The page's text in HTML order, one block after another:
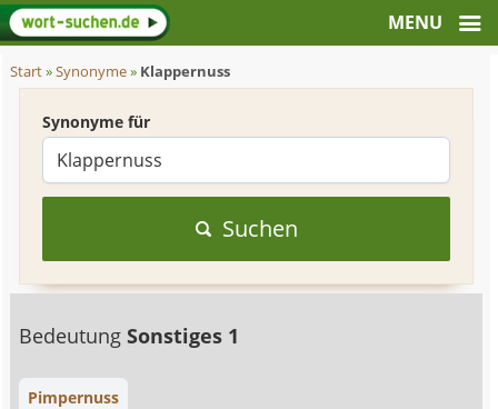
Start»Synonyme» Klappernuss
Synonyme für
Suchen
BedeutungSonstiges 1
Pimpernuss